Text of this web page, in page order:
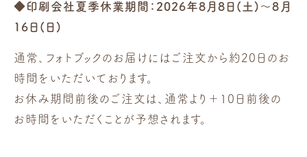
◆印刷会社夏季休業期間：2026年8月8日(土)～8月
16日(日)
通常、フォトブックのお届けにはご注文から約20日のお
時間をいただいております。
お休み期間前後のご注文は、通常より＋10日前後の
お時間をいただくことが予想されます。